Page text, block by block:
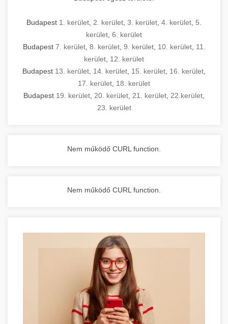
Budapest 1. kerület 2. kerület 3. kerület 4. kerület 5.
kerület 6. kerület
Budapest 7. kerület, 8. kerület, 9. kerület, 10. kerület, 11.
kerület 12. kerület
Budapest 13. kerület 14. kerület 15. kerület 16. kerület
17. kerület 18. kerület
Budapest 19. kerület 20. kerület 21. kerület 22.kerület
23. kerület
Nem működő CURL function.
Nem működő CURL function.